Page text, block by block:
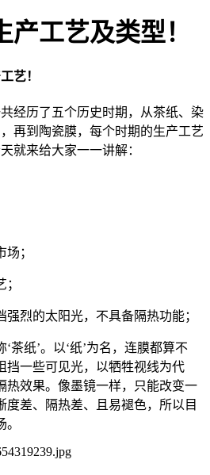
工艺及类型！
艺！
经历了五个历史时期，从茶纸、染
再到陶瓷膜，每个时期的生产工艺
就来给大家一一讲解：
；
烈的太阳光，不具备隔热功能；
茶纸’。以‘纸’为名，连膜都算不
挡一些可见光，以牺牲视线为代
热效果。像墨镜一样，只能改变一
度差、隔热差、且易褪色，所以目